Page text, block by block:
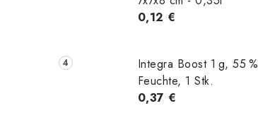
0,12 €
Integra Boost 1 g, 55 %
Feuchte, 1 Stk.
0,37 €